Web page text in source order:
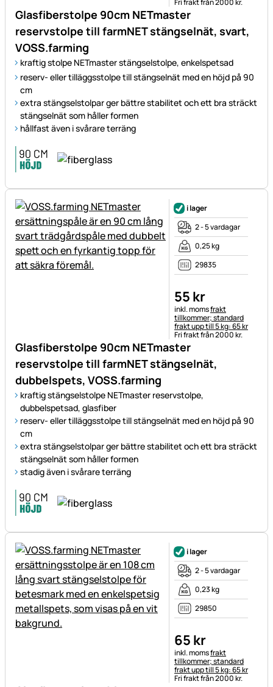
Glasfiberstolpe 90cm NETmaster
reservstolpe till farmNET stängselnät, svart,
VOSS.farming
kraftig stolpe NETmaster stängselstolpe, enkelspetsad
reserv- eller tilläggsstolpe till stängselnät med en höjd på 90
cm
extra stängselstolpar ger bättre stabilitet och ett bra sträckt
stängselnät som håller formen
hållfast även i svårare terräng
Fri frakt från 2000 kr.
Glasfiberstolpe 90cm NETmaster
reservstolpe till farmNET stängselnät,
dubbelspets, VOSS.farming
kraftig stängselstolpe NETmaster reservstolpe,
dubbelspetsad, glasfiber
reserv- eller tilläggsstolpe till stängselnät med en höjd på 90
cm
extra stängselstolpar ger bättre stabilitet och ett bra sträckt
stängselnät som håller formen
stadig även i svårare terräng
i lager
2 - 5 vardagar
0,25 kg
29835
55 kr
Skatteinformation:
inkl. momsfrakt
tillkommer; standard
frakt upp till 5 kg: 65 kr
Fri frakt från 2000 kr.
i lager
2 - 5 vardagar
0,23 kg
29850
65 kr
Skatteinformation:
inkl. momsfrakt
tillkommer; standard
frakt upp till 5 kg: 65 kr
Fri frakt från 2000 kr.